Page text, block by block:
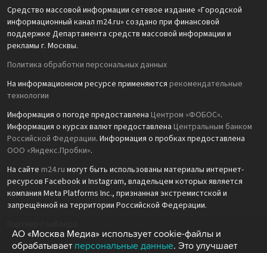
Средство массовой информации сетевое издание «Городской
информационный канал m24.ru» создано при финансовой
поддержке Департамента средств массовой информации и
рекламы г. Москвы.
Политика обработки персональных данных
На информационном ресурсе применяются рекомендательные
технологии
Информация о погоде предоставлена Центром «ФОБОС».
Информация о курсах валют предоставлена Центральным банком
Российской Федерации. Информация о пробках предоставлена
ООО «Яндекс.Пробки».
На сайте m24.ru могут быть использованы материалы интернет-
ресурсов Facebook и Instagram, владельцем которых является
компания Meta Platforms Inc., признанная экстремистской и
запрещённой на территории Российской Федерации.
АО «Москва Медиа» использует cookie-файлы и
обрабатывает персональные данные. Это улучшает